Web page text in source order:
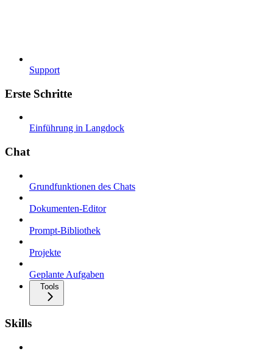
Support
Erste Schritte
Einführung in Langdock
Chat
Grundfunktionen des Chats
Dokumenten-Editor
Prompt-Bibliothek
Projekte
Geplante Aufgaben
Tools
Skills